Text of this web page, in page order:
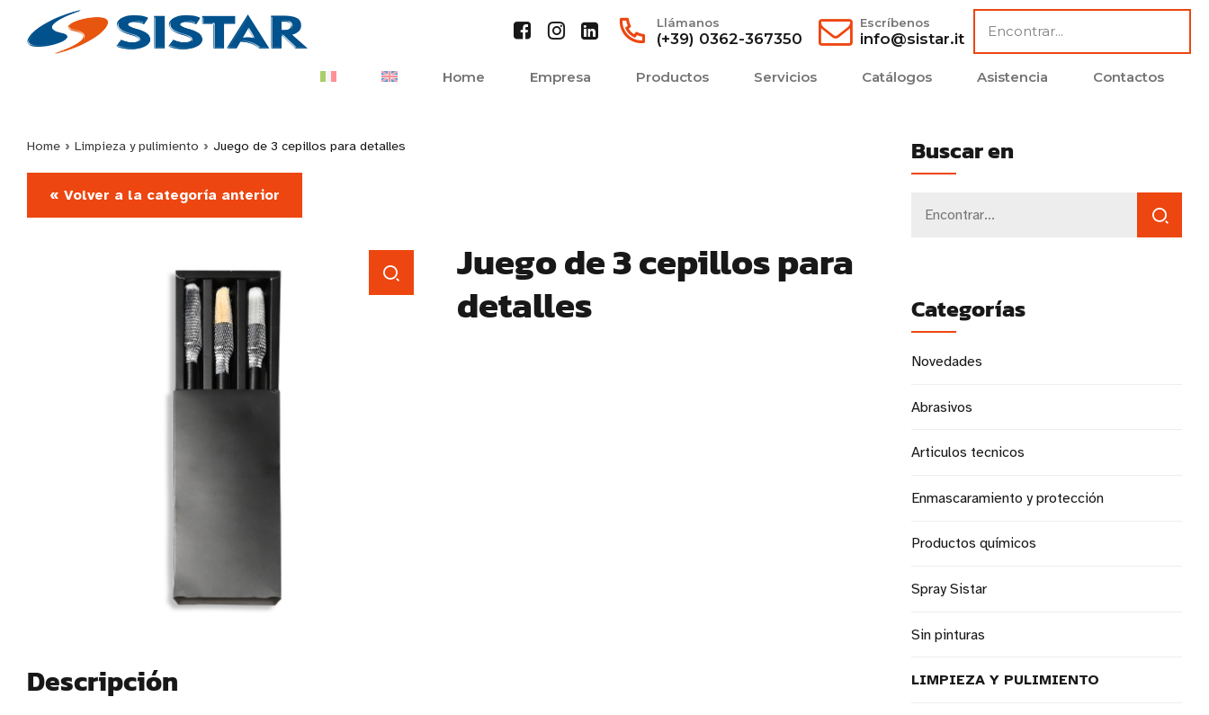
Llámanos
(+39) 0362-367350
Escríbenos
info@sistar.it
Home Empresa Productos Servicios Catálogos Asistencia Contactos
Home › Limpieza y pulimiento › Juego de 3 cepillos para detalles
« Volver a la categoría anterior
Juego de 3 cepillos para
detalles
Descripción
Buscar en
Categorías
Novedades
Abrasivos
Articulos tecnicos
Enmascaramiento y protección
Productos químicos
Spray Sistar
Sin pinturas
LIMPIEZA Y PULIMIENTO